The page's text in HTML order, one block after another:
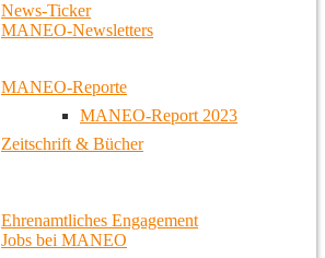
News-Ticker
MANEO-Newsletters
MANEO-Reporte
MANEO-Report 2023
Zeitschrift & Bücher
Ehrenamtliches Engagement
Jobs bei MANEO